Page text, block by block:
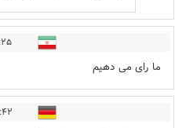
۱۷:۲۵ -
ما رای می دهیم
۰۰:۴۲ -